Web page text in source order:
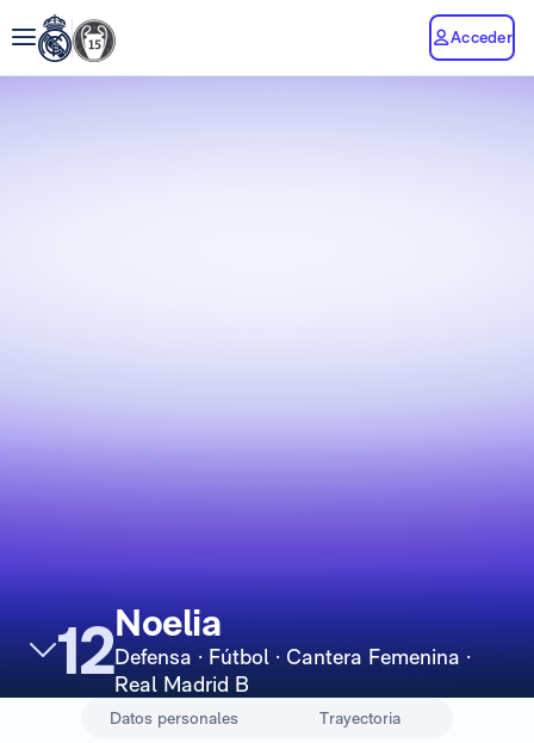
Acceder
12Noelia
Defensa · Fútbol · Cantera Femenina ·
Real Madrid B
Datos personales Trayectoria